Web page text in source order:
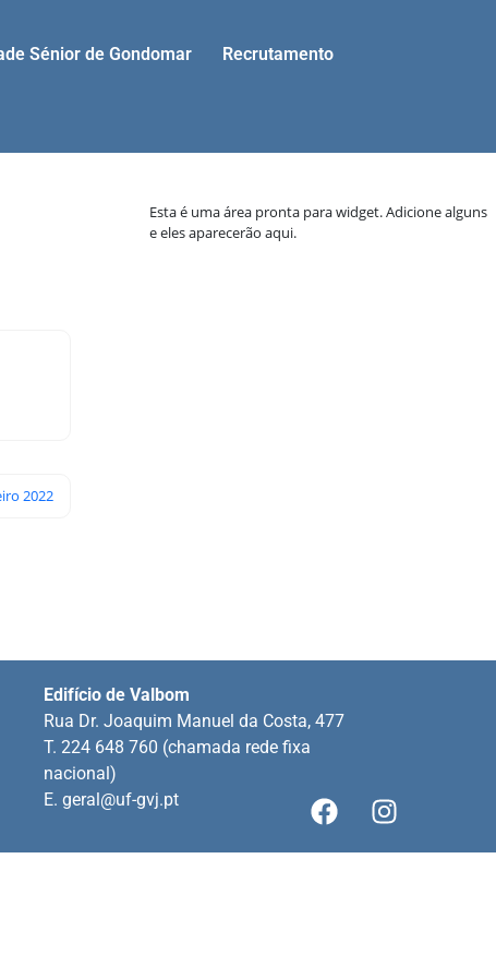
Sénior de Gondomar Recrutamento
2022
Esta é uma área pronta para widget. Adicione alguns
e eles aparecerão aqui.
Edifício de Valbom
Rua Dr. Joaquim Manuel da Costa, 477
T. 224 648 760 (chamada rede fixa
nacional)
E.geral@uf-gvj.pt